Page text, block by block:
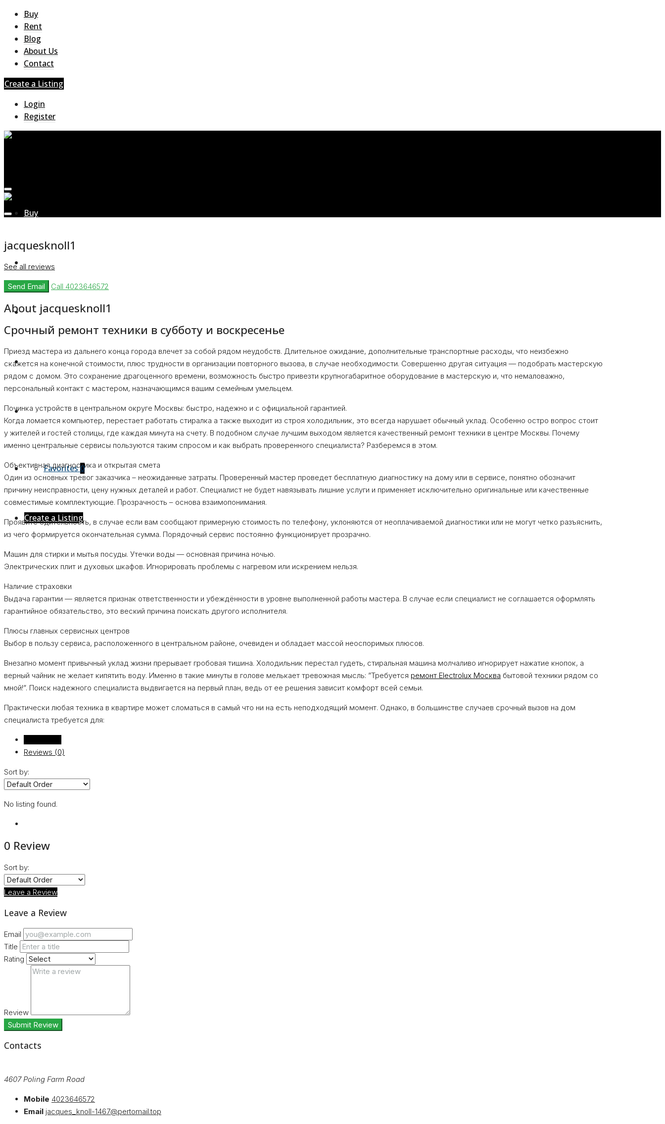
Buy
Rent
Blog
About Us
Contact
Create a Listing
Login
Register
Buy
Rent
Blog
About Us
Contact
Favorites0
Create a Listing
jacquesknoll1
See all reviews
Send Email Call 4023646572
About jacquesknoll1
Срочный ремонт техники в субботу и воскресенье
Приезд мастера из дальнего конца города влечет за собой рядом неудобств. Длительное ожидание, дополнительные транспортные расходы, что неизбежно
скажется на конечной стоимости, плюс трудности в организации повторного вызова, в случае необходимости. Совершенно другая ситуация — подобрать мастерскую
рядом с домом. Это сохранение драгоценного времени, возможность быстро привезти крупногабаритное оборудование в мастерскую и, что немаловажно,
персональный контакт с мастером, назначающимся вашим семейным умельцем.
Починка устройств в центральном округе Москвы: быстро, надежно и с официальной гарантией.
Когда ломается компьютер, перестает работать стиралка а также выходит из строя холодильник, это всегда нарушает обычный уклад. Особенно остро вопрос стоит
у жителей и гостей столицы, где каждая минута на счету. В подобном случае лучшим выходом является качественный ремонт техники в центре Москвы. Почему
именно центральные сервисы пользуются таким спросом и как выбрать проверенного специалиста? Разберемся в этом.
Объективная диагностика и открытая смета
Один из основных тревог заказчика – неожиданные затраты. Проверенный мастер проведет бесплатную диагностику на дому или в сервисе, понятно обозначит
причину неисправности, цену нужных деталей и работ. Специалист не будет навязывать лишние услуги и применяет исключительно оригинальные или качественные
совместимые комплектующие. Прозрачность – основа взаимопонимания.
Проявите бдительность, в случае если вам сообщают примерную стоимость по телефону, уклоняются от неоплачиваемой диагностики или не могут четко разъяснить,
из чего формируется окончательная сумма. Порядочный сервис постоянно функционирует прозрачно.
Машин для стирки и мытья посуды. Утечки воды — основная причина ночью.
Электрических плит и духовых шкафов. Игнорировать проблемы с нагревом или искрением нельзя.
Наличие страховки
Выдача гарантии — является признак ответственности и убеждённости в уровне выполненной работы мастера. В случае если специалист не соглашается оформлять
гарантийное обязательство, это веский причина поискать другого исполнителя.
Плюсы главных сервисных центров
Выбор в пользу сервиса, расположенного в центральном районе, очевиден и обладает массой неоспоримых плюсов.
Внезапно момент привычный уклад жизни прерывает гробовая тишина. Холодильник перестал гудеть, стиральная машина молчаливо игнорирует нажатие кнопок, а
верный чайник не желает кипятить воду. Именно в такие минуты в голове мелькает тревожная мысль: ”Требуется ремонт Electrolux Москва бытовой техники рядом со
мной!”. Поиск надежного специалиста выдвигается на первый план, ведь от ее решения зависит комфорт всей семьи.
Практически любая техника в квартире может сломаться в самый что ни на есть неподходящий момент. Однако, в большинстве случаев срочный вызов на дом
специалиста требуется для:
Reviews (0)
Sort by:
No listing found.
0 Review
Sort by:
Leave a Review
Leave a Review
Email
Title
Rating
Review
Submit Review
Contacts
4607 Poling Farm Road
Mobile 4023646572
Email jacques_knoll-1467@pertomail.top